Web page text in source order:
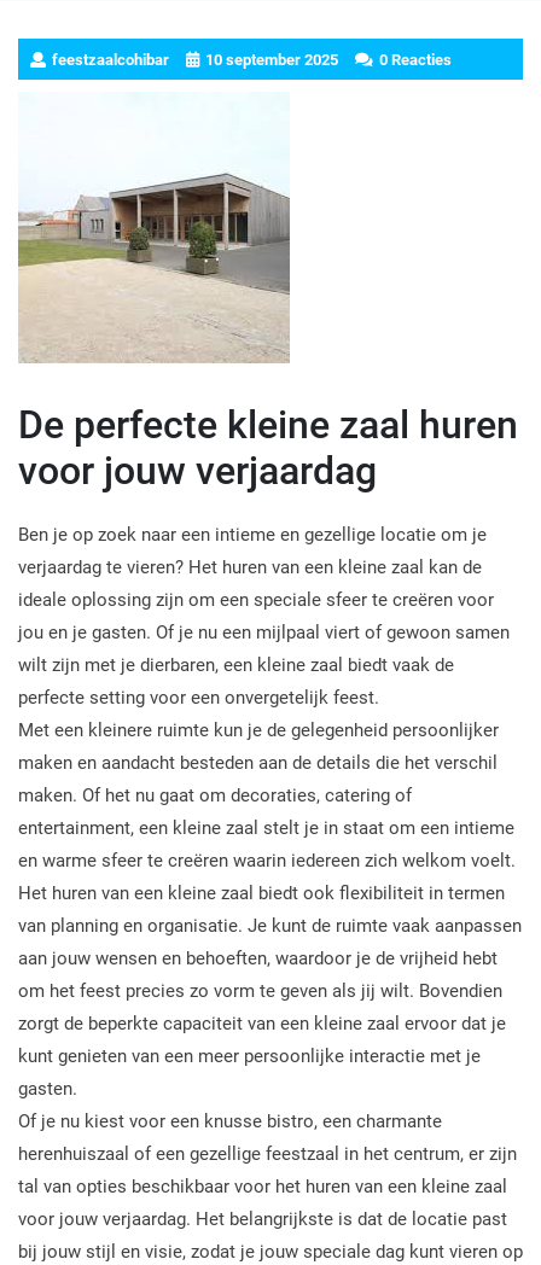
feestzaalcohibar 10 september 2025 0 Reacties
De perfecte kleine zaal huren
voor jouw verjaardag
Ben je op zoek naar een intieme en gezellige locatie om je
verjaardag te vieren? Het huren van een kleine zaal kan de
ideale oplossing zijn om een speciale sfeer te creëren voor
jou en je gasten. Of je nu een mijlpaal viert of gewoon samen
wilt zijn met je dierbaren, een kleine zaal biedt vaak de
perfecte setting voor een onvergetelijk feest.
Met een kleinere ruimte kun je de gelegenheid persoonlijker
maken en aandacht besteden aan de details die het verschil
maken. Of het nu gaat om decoraties, catering of
entertainment, een kleine zaal stelt je in staat om een intieme
en warme sfeer te creëren waarin iedereen zich welkom voelt.
Het huren van een kleine zaal biedt ook flexibiliteit in termen
van planning en organisatie. Je kunt de ruimte vaak aanpassen
aan jouw wensen en behoeften, waardoor je de vrijheid hebt
om het feest precies zo vorm te geven als jij wilt. Bovendien
zorgt de beperkte capaciteit van een kleine zaal ervoor dat je
kunt genieten van een meer persoonlijke interactie met je
gasten.
Of je nu kiest voor een knusse bistro, een charmante
herenhuiszaal of een gezellige feestzaal in het centrum, er zijn
tal van opties beschikbaar voor het huren van een kleine zaal
voor jouw verjaardag. Het belangrijkste is dat de locatie past
bij jouw stijl en visie, zodat je jouw speciale dag kunt vieren op